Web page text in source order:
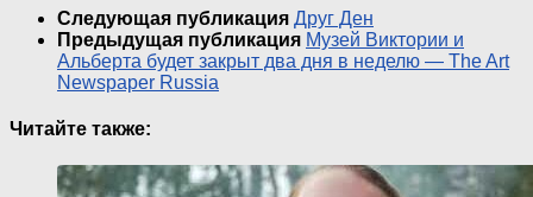
Следующая публикация Друг Ден
Предыдущая публикация Музей Виктории и
Альберта будет закрыт два дня в неделю — The Art
Newspaper Russia
Читайте также: